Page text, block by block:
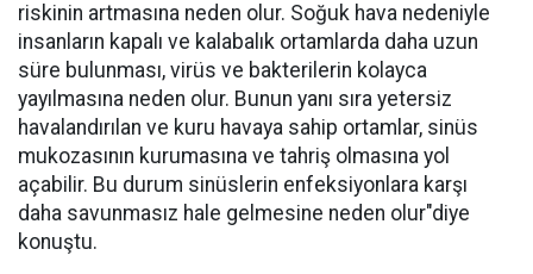
riskinin artmasına neden olur. Soğuk hava nedeniyle
insanların kapalı ve kalabalık ortamlarda daha uzun
süre bulunması, virüs ve bakterilerin kolayca
yayılmasına neden olur. Bunun yanı sıra yetersiz
havalandırılan ve kuru havaya sahip ortamlar, sinüs
mukozasının kurumasına ve tahriş olmasına yol
açabilir. Bu durum sinüslerin enfeksiyonlara karşı
daha savunmasız hale gelmesine neden olur"diye
konuştu.